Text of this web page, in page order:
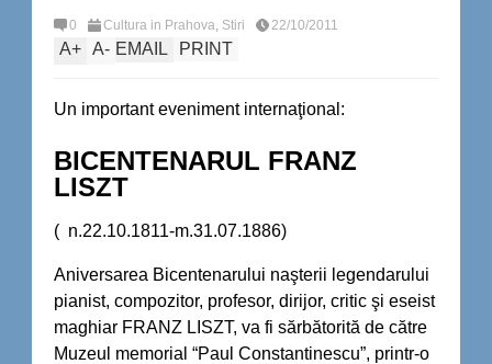
0 Cultura in Prahova, Stiri 22/10/2011
A+ A- EMAIL PRINT
Un important eveniment internaţional:
BICENTENARUL FRANZ
LISZT
( n.22.10.1811-m.31.07.1886)
Aniversarea Bicentenarului naşterii legendarului
pianist, compozitor, profesor, dirijor, critic şi eseist
maghiar FRANZ LISZT, va fi sărbătorită de către
Muzeul memorial “Paul Constantinescu”, printr-o